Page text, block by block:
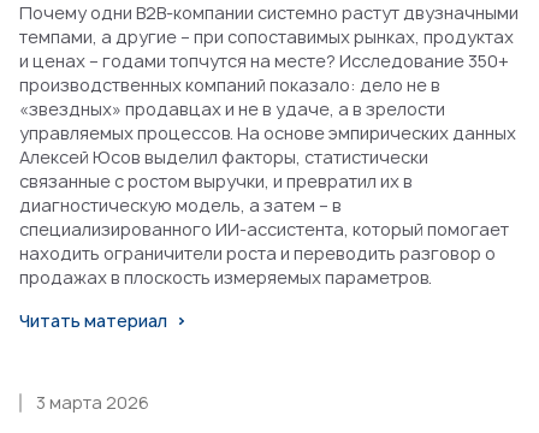
Почему одни B2B-компании системно растут двузначными
темпами, а другие – при сопоставимых рынках, продуктах
и ценах – годами топчутся на месте? Исследование 350+
производственных компаний показало: дело не в
«звездных» продавцах и не в удаче, а в зрелости
управляемых процессов. На основе эмпирических данных
Алексей Юсов выделил факторы, статистически
связанные с ростом выручки, и превратил их в
диагностическую модель, а затем – в
специализированного ИИ-ассистента, который помогает
находить ограничители роста и переводить разговор о
продажах в плоскость измеряемых параметров.
Читать материал
3 марта 2026